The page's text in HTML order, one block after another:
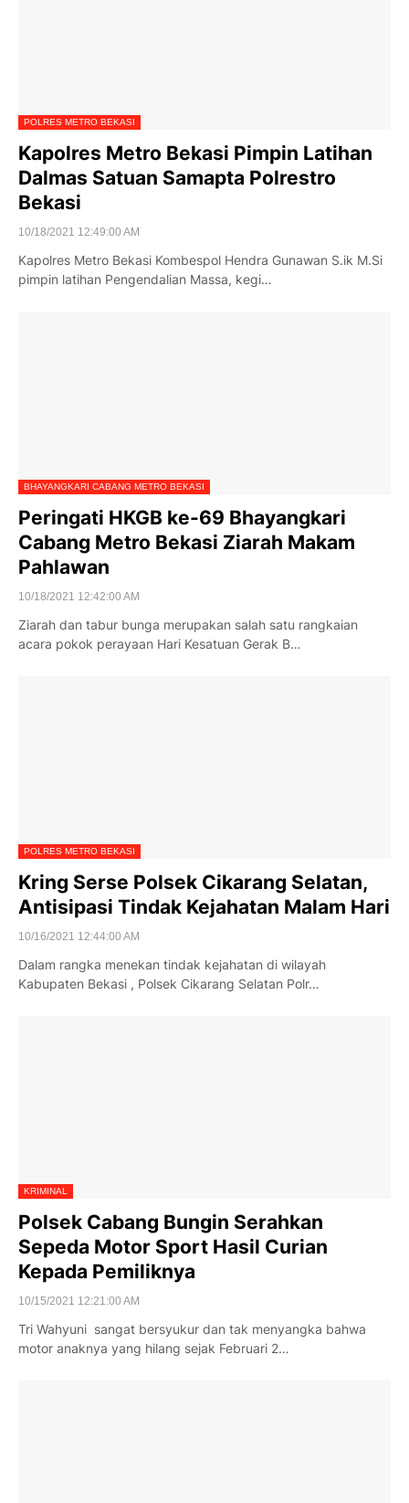
POLRES METRO BEKASI
Kapolres Metro Bekasi Pimpin Latihan
Dalmas Satuan Samapta Polrestro
Bekasi
10/18/2021 12:49:00 AM
Kapolres Metro Bekasi Kombespol Hendra Gunawan S.ik M.Si
pimpin latihan Pengendalian Massa, kegi…
BHAYANGKARI CABANG METRO BEKASI
Peringati HKGB ke-69 Bhayangkari
Cabang Metro Bekasi Ziarah Makam
Pahlawan
10/18/2021 12:42:00 AM
Ziarah dan tabur bunga merupakan salah satu rangkaian
acara pokok perayaan Hari Kesatuan Gerak B…
POLRES METRO BEKASI
Kring Serse Polsek Cikarang Selatan,
Antisipasi Tindak Kejahatan Malam Hari
10/16/2021 12:44:00 AM
Dalam rangka menekan tindak kejahatan di wilayah
Kabupaten Bekasi , Polsek Cikarang Selatan Polr…
KRIMINAL
Polsek Cabang Bungin Serahkan
Sepeda Motor Sport Hasil Curian
Kepada Pemiliknya
10/15/2021 12:21:00 AM
Tri Wahyuni sangat bersyukur dan tak menyangka bahwa
motor anaknya yang hilang sejak Februari 2…